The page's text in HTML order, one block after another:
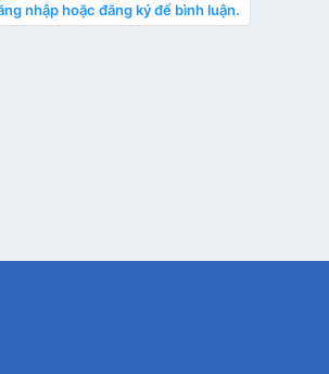
nhập hoặc đăng ký để bình luận.